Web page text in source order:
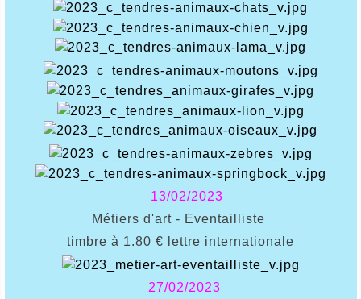
13/02/2023
Métiers d'art - Eventailliste
timbre à 1.80 € lettre internationale
27/02/2023